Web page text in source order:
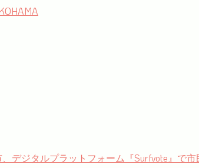
デジタルプラットフォーム『Surfvote』で